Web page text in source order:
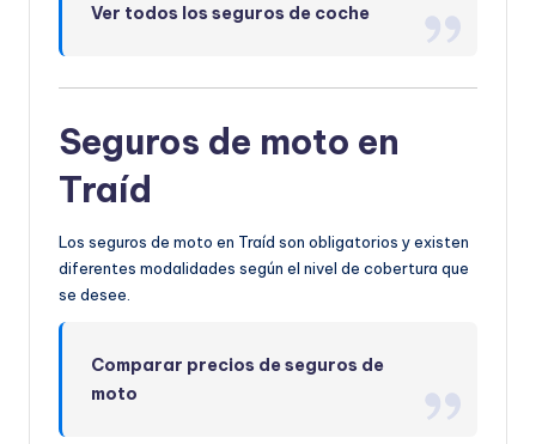
Ver todos los seguros de coche
Seguros de moto en
Traíd
Los seguros de moto en Traíd son obligatorios y existen
diferentes modalidades según el nivel de cobertura que
se desee.
Comparar precios de seguros de
moto